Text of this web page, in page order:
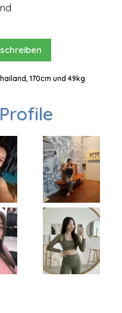
170cm und 49kg